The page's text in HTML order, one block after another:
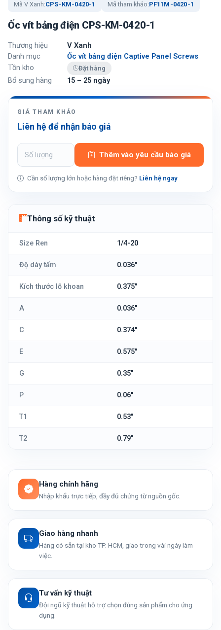
Mã V Xanh:CPS-KM-0420-1 Mã tham khảo:PF11M-0420-1
Ốc vít bảng điện CPS-KM-0420-1
Thương hiệu
V Xanh
Danh mục
Ốc vít bảng điện Captive Panel Screws
Tồn kho
Đặt hàng
Bổ sung hàng 15 – 25 ngày
GIÁ THAM KHẢO
Liên hệ để nhận báo giá
Thêm vào yêu cầu báo giá
Cần số lượng lớn hoặc hàng đặt riêng? Liên hệ ngay
Thông số kỹ thuật
Size Ren 1/4-20
Độ dày tấm 0.036"
Kích thước lỗ khoan 0.375"
A 0.036"
C 0.374"
E 0.575"
G 0.35"
P 0.06"
T1 0.53"
T2 0.79"
Hàng chính hãng
Nhập khẩu trực tiếp, đầy đủ chứng từ nguồn gốc.
Giao hàng nhanh
Hàng có sẵn tại kho TP. HCM, giao trong vài ngày làm
việc.
Tư vấn kỹ thuật
Đội ngũ kỹ thuật hỗ trợ chọn đúng sản phẩm cho ứng
dụng.